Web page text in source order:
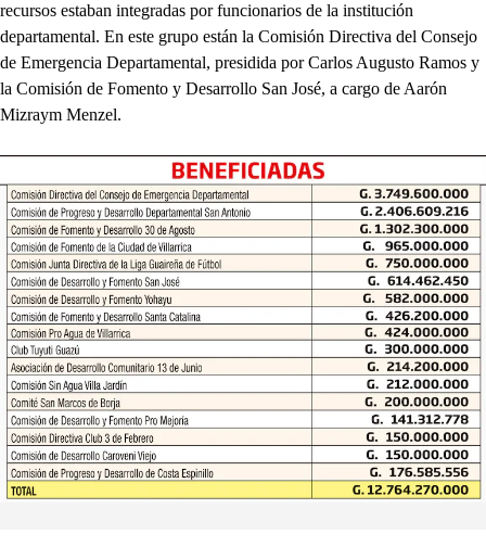
recursos estaban integradas por funcionarios de la institución
departamental. En este grupo están la Comisión Directiva del Consejo
de Emergencia Departamental, presidida por Carlos Augusto Ramos y
la Comisión de Fomento y Desarrollo San José, a cargo de Aarón
Mizraym Menzel.